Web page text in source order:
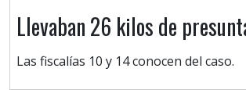
Llevaban 26 kilos de
Las fiscalías 10 y 14 conocen del caso.